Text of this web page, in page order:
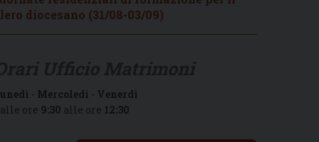
diocesano (31/08-03/09)
- Mercoledì - Venerdì
ore 9:30 alle ore 12:30